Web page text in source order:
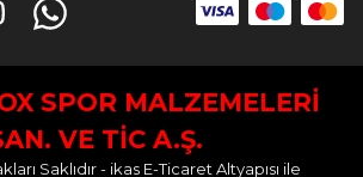
SPOR MALZEMELERİ
VE TİC A.Ş.
Saklıdır - ikas E-Ticaret Altyapısı ile